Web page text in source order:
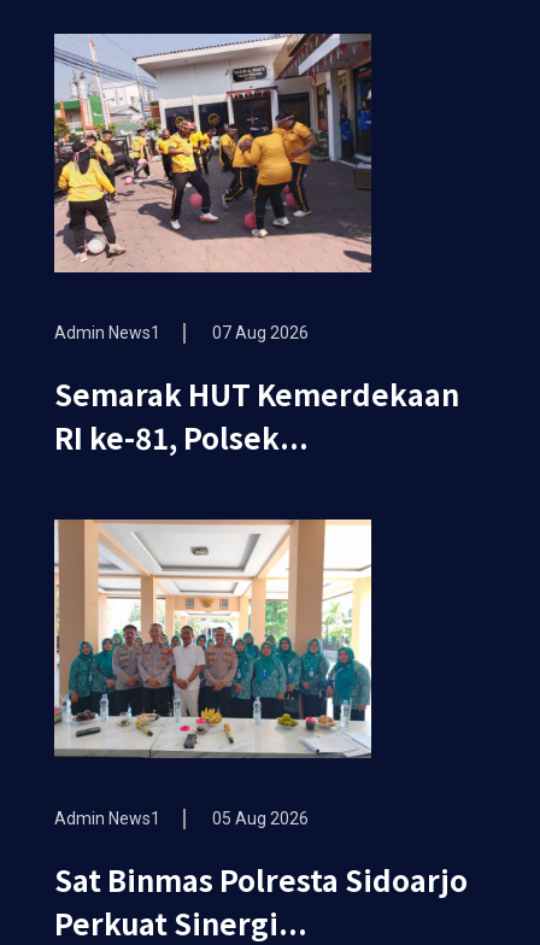
Admin News1 07 Aug 2026
Semarak HUT Kemerdekaan
RI ke-81, Polsek...
Admin News1 05 Aug 2026
Sat Binmas Polresta Sidoarjo
Perkuat Sinergi...